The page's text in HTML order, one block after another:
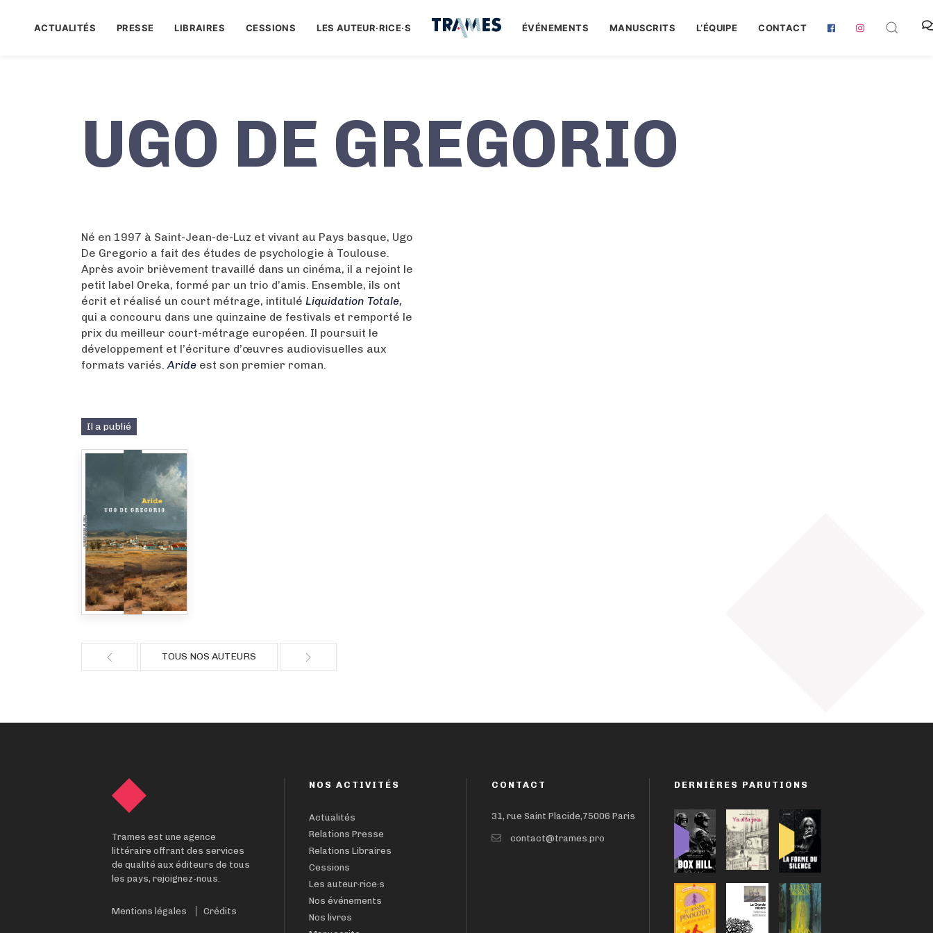
ACTUALITÉS PRESSE LIBRAIRES CESSIONS LES AUTEUR·RICE·S ÉVÉNEMENTS MANUSCRITS L‘ÉQUIPE CONTACT
UGO DE GREGORIO
Né en 1997 à Saint-Jean-de-Luz et vivant au Pays basque, Ugo
De Gregorio a fait des études de psychologie à Toulouse.
Après avoir brièvement travaillé dans un cinéma, il a rejoint le
petit label Oreka, formé par un trio d’amis. Ensemble, ils ont
écrit et réalisé un court métrage, intitulé Liquidation Totale,
qui a concouru dans une quinzaine de festivals et remporté le
prix du meilleur court-métrage européen. Il poursuit le
développement et l’écriture d’œuvres audiovisuelles aux
formats variés.Aride est son premier roman.
Il a publié
TOUS NOS AUTEURS
Trames est une agence
littéraire offrant des services
de qualité aux éditeurs de tous
les pays, rejoignez-nous.
Mentions légales Crédits
NOS ACTIVITÉS
Actualités
Relations Presse
Relations Libraires
Cessions
Les auteur·rice·s
Nos événements
Nos livres
CONTACT
31, rue Saint Placide,75006 Paris
contact@trames.pro
DERNIÈRES PARUTIONS